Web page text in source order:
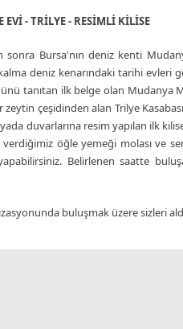
- TRİLYE - RESİMLİ KİLİSE
sonra Bursa'nın deniz kenti
deniz kenarındaki tarihi evleri
tanıtan ilk belge olan Mudanya
çeşidinden alan Trilye
duvarlarına resim yapılan ilk
öğle yemeği molası ve
Belirlenen saatte
buluşmak üzere sizleri